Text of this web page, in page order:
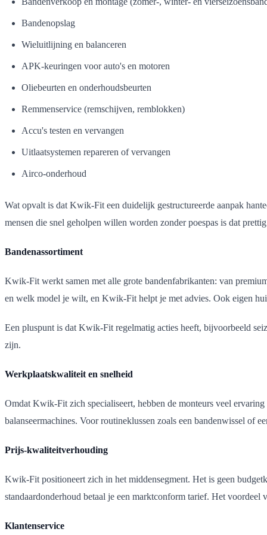
Bandenopslag
Wieluitlijning en balanceren
APK-keuringen voor auto's en motoren
Oliebeurten en onderhoudsbeurten
Remmenservice (remschijven, remblokken)
Accu's testen en vervangen
Uitlaatsystemen repareren of vervangen
Airco-onderhoud
Wat opvalt is dat Kwik-Fit een duidelijk gestructureerde aanpak
mensen die snel geholpen willen worden zonder poespas is dat
Bandenassortiment
Kwik-Fit werkt samen met alle grote bandenfabrikanten: van
en welk model je wilt, en Kwik-Fit helpt je met advies. Ook eigen
Een pluspunt is dat Kwik-Fit regelmatig acties heeft, bijvoorbeeld
zijn.
Werkplaatskwaliteit en snelheid
Omdat Kwik-Fit zich specialiseert, hebben de monteurs veel
balanseermachines. Voor routineklussen zoals een bandenwissel of
Prijs-kwaliteitverhouding
Kwik-Fit positioneert zich in het middensegment. Het is geen
standaardonderhoud betaal je een marktconform tarief. Het
Klantenservice